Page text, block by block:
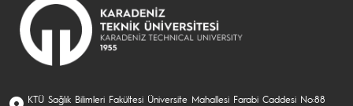
KTÜ Sağlık Bilimleri Fakültesi Üniversite Mahallesi Farabi Caddesi No:88